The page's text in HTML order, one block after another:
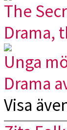
The
Drama,
Unga
Drama
Visa